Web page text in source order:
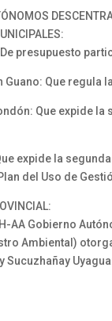
De presupuesto
Guano: Que
Que expide
expide la
del Uso de
AA Gobierno
Ambiental)
Sucuzhañay